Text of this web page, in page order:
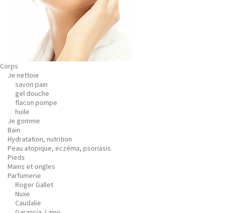
Corps
Je nettoie
savon pain
gel douche
flacon pompe
huile
Je gomme
Bain
Hydratation, nutrition
Peau atopique, eczéma, psoriasis
Pieds
Mains et ongles
Parfumerie
Roger Gallet
Nuxe
Caudalie